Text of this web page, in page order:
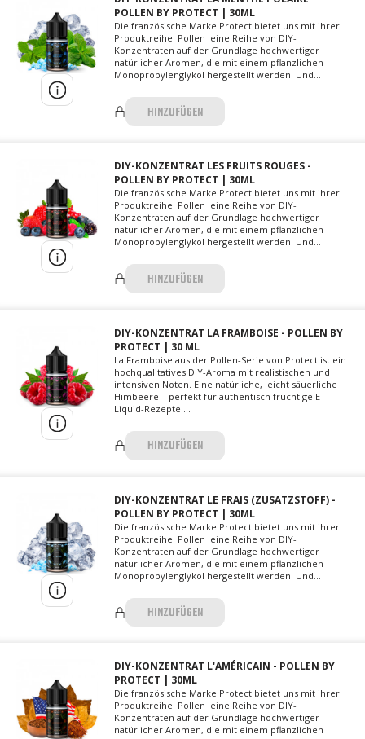
POLLEN BY PROTECT | 30ML
Die französische Marke Protect bietet uns mit ihrer
Produktreihe Pollen eine Reihe von DIY-
Konzentraten auf der Grundlage hochwertiger
natürlicher Aromen, die mit einem pflanzlichen
Monopropylenglykol hergestellt werden. Und...
HINZUFÜGEN
DIY-KONZENTRAT LES FRUITS ROUGES -
POLLEN BY PROTECT | 30ML
Die französische Marke Protect bietet uns mit ihrer
Produktreihe Pollen eine Reihe von DIY-
Konzentraten auf der Grundlage hochwertiger
natürlicher Aromen, die mit einem pflanzlichen
Monopropylenglykol hergestellt werden. Und...
HINZUFÜGEN
DIY-KONZENTRAT LA FRAMBOISE - POLLEN BY
PROTECT | 30 ML
La Framboise aus der Pollen-Serie von Protect ist ein
hochqualitatives DIY-Aroma mit realistischen und
intensiven Noten. Eine natürliche, leicht säuerliche
Himbeere – perfekt für authentisch fruchtige E-
Liquid-Rezepte....
HINZUFÜGEN
DIY-KONZENTRAT LE FRAIS (ZUSATZSTOFF) -
POLLEN BY PROTECT | 30ML
Die französische Marke Protect bietet uns mit ihrer
Produktreihe Pollen eine Reihe von DIY-
Konzentraten auf der Grundlage hochwertiger
natürlicher Aromen, die mit einem pflanzlichen
Monopropylenglykol hergestellt werden. Und...
HINZUFÜGEN
DIY-KONZENTRAT L'AMÉRICAIN - POLLEN BY
PROTECT | 30ML
Die französische Marke Protect bietet uns mit ihrer
Produktreihe Pollen eine Reihe von DIY-
Konzentraten auf der Grundlage hochwertiger
natürlicher Aromen, die mit einem pflanzlichen